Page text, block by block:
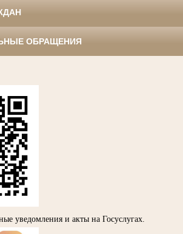
ОБРАЩЕНИЯ
уведомления и акты на Госуслугах.